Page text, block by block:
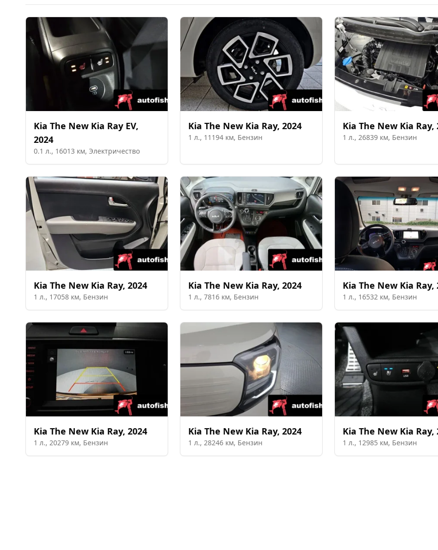
Kia The New Kia Ray EV,
2024
0.1 л., 16013 км, Электричество
Kia The New Kia Ray, 2024
1 л., 11194 км, Бензин
Kia The New Kia Ray,
1 л., 26839 км, Бензин
Kia The New Kia Ray, 2024
1 л., 17058 км, Бензин
Kia The New Kia Ray, 2024
1 л., 7816 км, Бензин
Kia The New Kia Ray,
1 л., 16532 км, Бензин
Kia The New Kia Ray, 2024
1 л., 20279 км, Бензин
Kia The New Kia Ray, 2024
1 л., 28246 км, Бензин
Kia The New Kia Ray,
1 л., 12985 км, Бензин